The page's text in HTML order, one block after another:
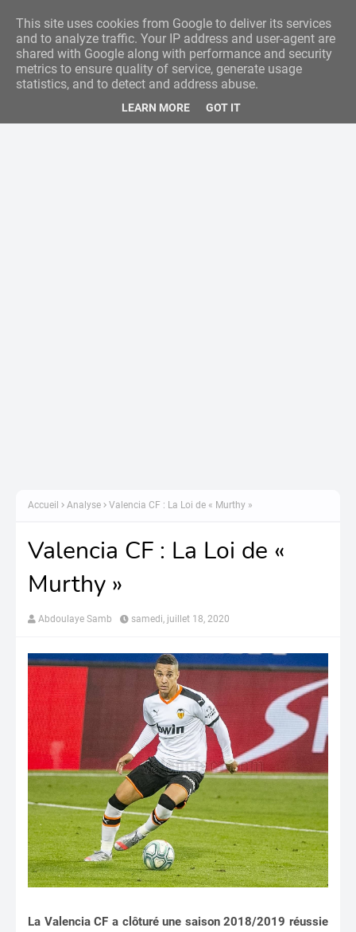
Accueil Analyse Valencia CF : La Loi de « Murthy »
Valencia CF : La Loi de «
Murthy »
Abdoulaye Samb samedi, juillet 18, 2020
La Valencia CF a clôturé une saison 2018/2019 réussie
This site uses cookies from Google to deliver its services
and to analyze traffic. Your IP address and user-agent are
shared with Google along with performance and security
metrics to ensure quality of service, generate usage
statistics, and to detect and address abuse.
LEARN MORE GOT IT